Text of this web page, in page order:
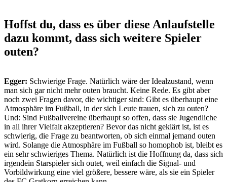
Hoffst du, dass es über diese Anlaufstelle
dazu kommt, dass sich weitere Spieler
outen?
Egger: Schwierige Frage. Natürlich wäre der Idealzustand, wenn
man sich gar nicht mehr outen braucht. Keine Rede. Es gibt aber
noch zwei Fragen davor, die wichtiger sind: Gibt es überhaupt eine
Atmosphäre im Fußball, in der sich Leute trauen, sich zu outen?
Und: Sind Fußballvereine überhaupt so offen, dass sie Jugendliche
in all ihrer Vielfalt akzeptieren? Bevor das nicht geklärt ist, ist es
schwierig, die Frage zu beantworten, ob sich einmal jemand outen
wird. Solange die Atmosphäre im Fußball so homophob ist, bleibt es
ein sehr schwieriges Thema. Natürlich ist die Hoffnung da, dass sich
irgendein Starspieler sich outet, weil einfach die Signal- und
Vorbildwirkung eine viel größere, bessere wäre, als sie ein Spieler